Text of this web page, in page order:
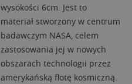
wysokości 6cm. Jest to
materiał stworzony w centrum
badawczym NASA, celem
zastosowania jej w nowych
obszarach technologii przez
amerykańską flotę kosmiczną.